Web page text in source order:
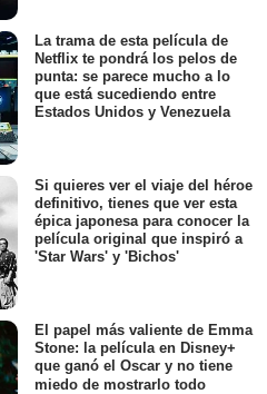
La trama de esta película de
Netflix te pondrá los pelos de
punta: se parece mucho a lo
que está sucediendo entre
Estados Unidos y Venezuela
Si quieres ver el viaje del héroe
definitivo, tienes que ver esta
épica japonesa para conocer la
película original que inspiró a
'Star Wars' y 'Bichos'
El papel más valiente de Emma
Stone: la película en Disney+
que ganó el Oscar y no tiene
miedo de mostrarlo todo